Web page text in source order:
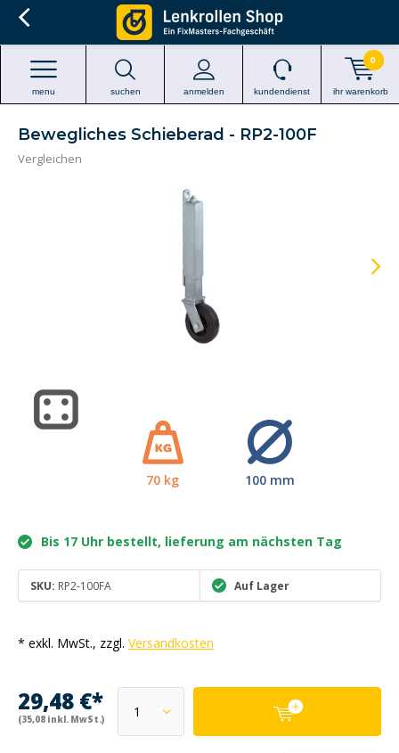
suchen anmelden
menu kundendienst ihr warenkorb
0
Bewegliches Schieberad - RP2-100F
Vergleichen
70 kg 100 mm
Bis 17 Uhr bestellt, lieferung am nächsten Tag
SKU: RP2-100FA Auf Lager
* exkl. MwSt., zzgl. Versandkosten
29,48 €*
(35,08 inkl. MwSt.)